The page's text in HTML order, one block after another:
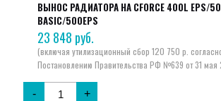
ВЫНОС РАДИАТОРА НА CFORCE 400L EPS/
BASIC/500EPS
23 848 руб.
- +